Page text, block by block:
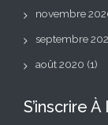
novembre
septembre
août 2020 (1)
S’inscrire